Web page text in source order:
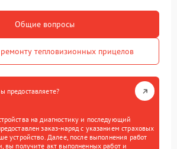
Общие вопросы
тепловизионных прицелов
предоставляете?
на диагностику и последующий
заказ-наряд с указанием страховых
устройство. Далее, после выполнения работ
вы получите акт выполненных работ и